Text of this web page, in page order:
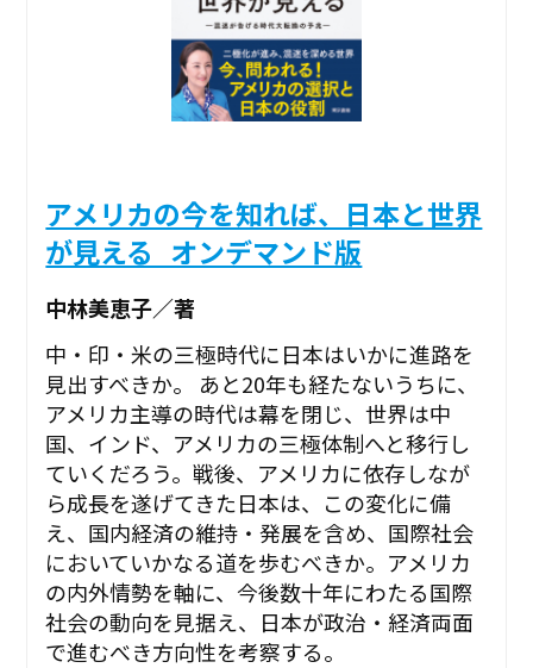
アメリカの今を知れば、日本と世界
が見える_オンデマンド版
中林美恵子／著
中・印・米の三極時代に日本はいかに進路を
見出すべきか。 あと20年も経たないうちに、
アメリカ主導の時代は幕を閉じ、世界は中
国、インド、アメリカの三極体制へと移行し
ていくだろう。戦後、アメリカに依存しなが
ら成長を遂げてきた日本は、この変化に備
え、国内経済の維持・発展を含め、国際社会
においていかなる道を歩むべきか。アメリカ
の内外情勢を軸に、今後数十年にわたる国際
社会の動向を見据え、日本が政治・経済両面
で進むべき方向性を考察する。